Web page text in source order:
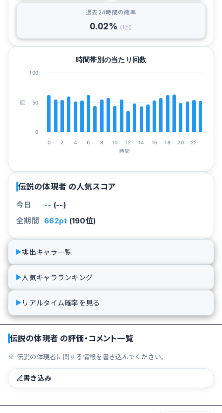
過去24時間の確率
0.02% (1回)
時間
回
時間帯別の当たり回数
0 2 4 6 8 10 12 14 16 18 20 22
0
50
100
伝説の体現者 の人気スコア
今日 -- (--)
全期間
662pt (190位)
▶排出キャラ一覧
▶ 人気キャラランキング
▶ リアルタイム確率を見る
伝説の体現者 の評価・コメント一覧
※ 伝説の体現者に関する情報を書き込んでください。
書き込み